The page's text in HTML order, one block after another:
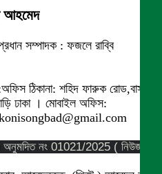
আহমেদ
সম্পাদক : ফজলে রাব্বি
ঠিকানা: শহিদ ফারুক রোড,বাসা
ঢাকা । মোবাইল অফিস:
অনুমদিত নং 01021/2025 ( নিউজ